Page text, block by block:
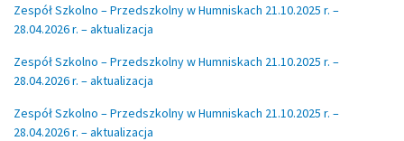
Zespół Szkolno – Przedszkolny w Humniskach 21.10.2025 r. –
28.04.2026 r. – aktualizacja
Zespół Szkolno – Przedszkolny w Humniskach 21.10.2025 r. –
28.04.2026 r. – aktualizacja
Zespół Szkolno – Przedszkolny w Humniskach 21.10.2025 r. –
28.04.2026 r. – aktualizacja